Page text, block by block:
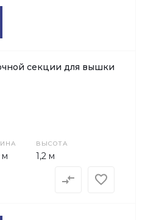
секции для вышки
м
ВЫСОТА
1,2 м